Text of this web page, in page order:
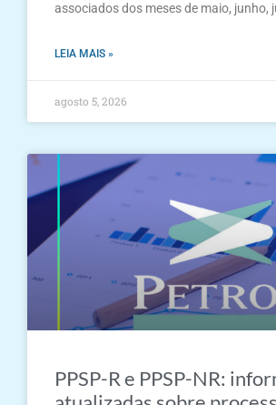
associados dos meses de maio, junho,
LEIA MAIS »
agosto 5, 2026
PPSP-R e PPSP-NR: